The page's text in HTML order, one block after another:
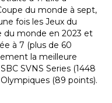
du monde à sept,
fois les Jeux du
du monde en 2023 et
à 7 (plus de 60
la meilleure
SVNS Series (1448
(89 points).